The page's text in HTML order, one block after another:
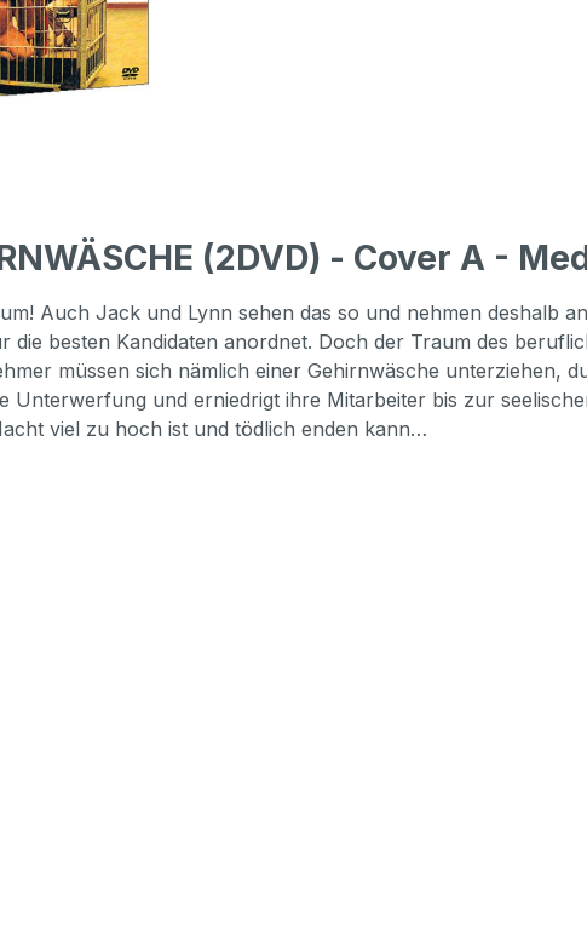
(2DVD) - Cover A -
Auch Jack und Lynn sehen das so und nehmen deshalb
die besten Kandidaten anordnet. Doch der Traum des
müssen sich nämlich einer Gehirnwäsche unterziehen,
Unterwerfung und erniedrigt ihre Mitarbeiter bis zur
viel zu hoch ist und tödlich enden kann…